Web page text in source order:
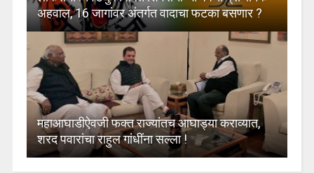
अहवाल, 16 जागांवर अंतर्गत वादाचा फटका बसणार ?
महाआघाडीऐवजी फक्त राज्यांतच आघाड्या कराव्यात,
शरद पवारांचा राहुल गांधींना सल्ला !